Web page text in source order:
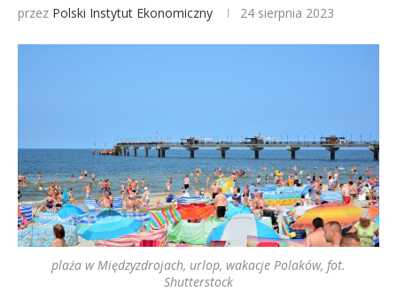
przez Polski Instytut Ekonomiczny 24 sierpnia 2023
plaża w Międzyzdrojach, urlop, wakacje Polaków, fot.
Shutterstock